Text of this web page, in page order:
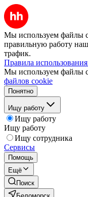
Мы используем файлы
правильную работу
трафик.
Правила
Мы используем файлы
файлов cookie
Понятно
Ищу работу
Ищу работу
Ищу работу
Ищу сотрудника
Сервисы
Помощь
Ещё
Поиск